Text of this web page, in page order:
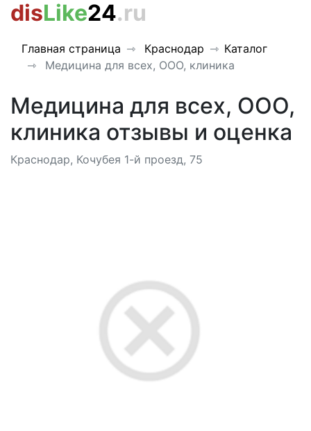
disLike24.ru
Главная страница Краснодар
Каталог
Медицина для всех, ООО, клиника
Медицина для всех, ООО,
клиника отзывы и оценка
Краснодар, Кочубея 1-й проезд, 75